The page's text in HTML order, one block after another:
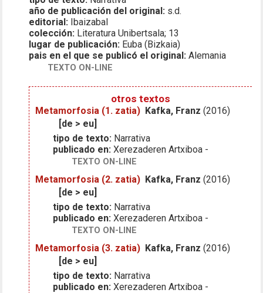
año de publicación del original: s.d.
editorial: Ibaizabal
colección: Literatura Unibertsala; 13
lugar de publicación: Euba (Bizkaia)
pais en el que se publicó el original: Alemania
TEXTO ON-LINE
otros textos
Metamorfosia (1. zatia) Kafka, Franz (2016)
[de > eu]
tipo de texto: Narrativa
publicado en: Xerezaderen Artxiboa -
TEXTO ON-LINE
Metamorfosia (2. zatia) Kafka, Franz (2016)
[de > eu]
tipo de texto: Narrativa
publicado en: Xerezaderen Artxiboa -
TEXTO ON-LINE
Metamorfosia (3. zatia) Kafka, Franz (2016)
[de > eu]
tipo de texto: Narrativa
publicado en: Xerezaderen Artxiboa -